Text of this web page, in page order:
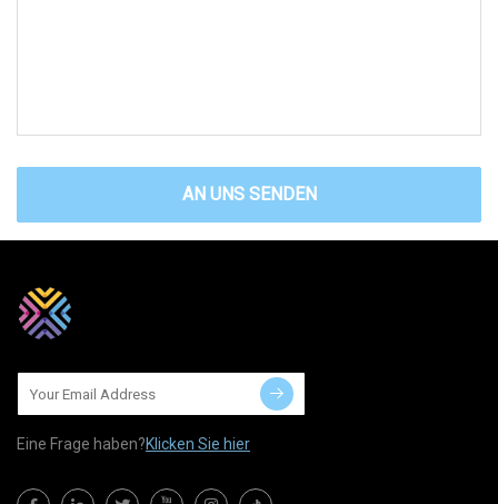
AN UNS SENDEN
Eine Frage haben?Klicken Sie hier